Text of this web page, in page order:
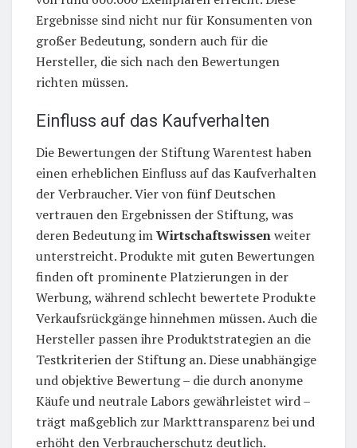
Ergebnisse sind nicht nur für Konsumenten von
großer Bedeutung, sondern auch für die
Hersteller, die sich nach den Bewertungen
richten müssen.
Einfluss auf das Kaufverhalten
Die Bewertungen der Stiftung Warentest haben
einen erheblichen Einfluss auf das Kaufverhalten
der Verbraucher. Vier von fünf Deutschen
vertrauen den Ergebnissen der Stiftung, was
deren Bedeutung imWirtschaftswissenweiter
unterstreicht. Produkte mit guten Bewertungen
finden oft prominente Platzierungen in der
Werbung, während schlecht bewertete Produkte
Verkaufsrückgänge hinnehmen müssen. Auch die
Hersteller passen ihre Produktstrategien an die
Testkriterien der Stiftung an. Diese unabhängige
und objektive Bewertung – die durch anonyme
Käufe und neutrale Labors gewährleistet wird –
trägt maßgeblich zur Markttransparenz bei und
erhöht den Verbraucherschutz deutlich.